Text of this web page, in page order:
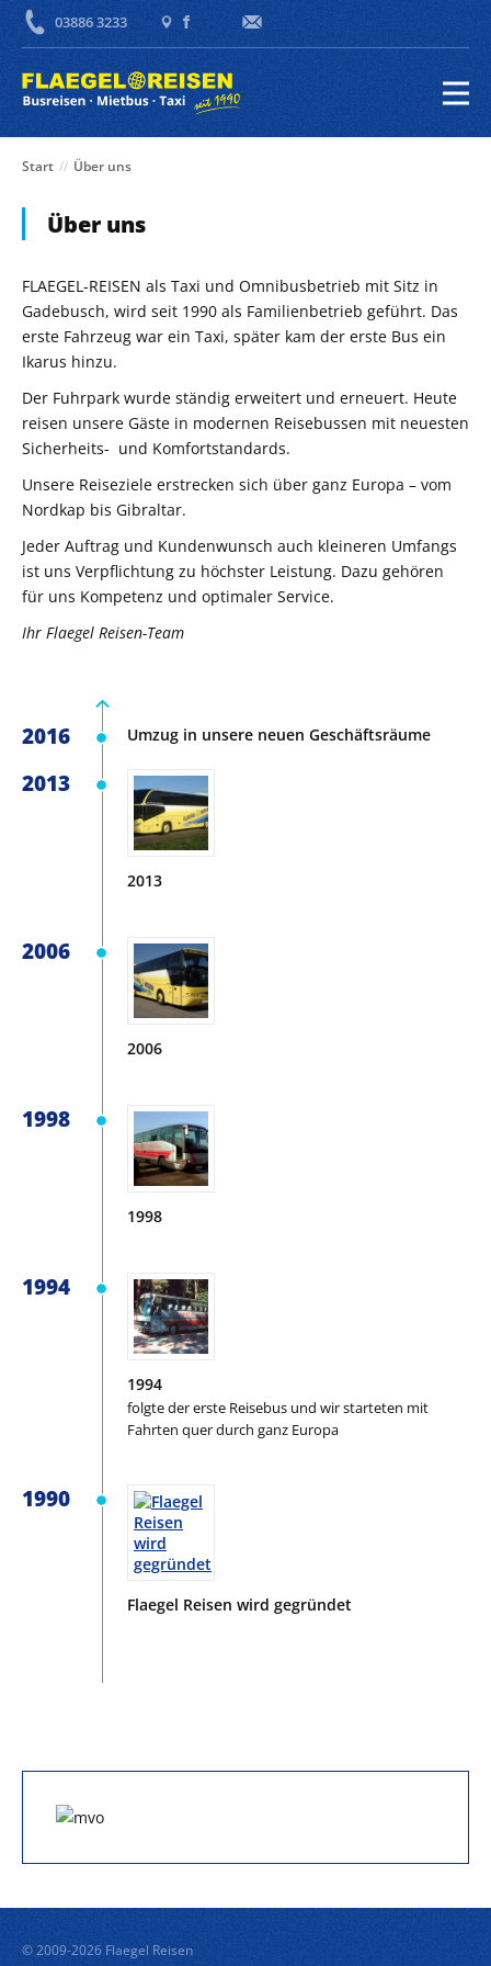
03886 3233
Start // Über uns
Über uns
FLAEGEL-REISEN als Taxi und Omnibusbetrieb mit Sitz in
Gadebusch, wird seit 1990 als Familienbetrieb geführt. Das
erste Fahrzeug war ein Taxi, später kam der erste Bus ein
Ikarus hinzu.
Der Fuhrpark wurde ständig erweitert und erneuert. Heute
reisen unsere Gäste in modernen Reisebussen mit neuesten
Sicherheits- und Komfortstandards.
Unsere Reiseziele erstrecken sich über ganz Europa – vom
Nordkap bis Gibraltar.
Jeder Auftrag und Kundenwunsch auch kleineren Umfangs
ist uns Verpflichtung zu höchster Leistung. Dazu gehören
für uns Kompetenz und optimaler Service.
Ihr Flaegel Reisen-Team
2016 Umzug in unsere neuen Geschäftsräume
2013
2013
2006
2006
1998
1998
1994
1994
folgte der erste Reisebus und wir starteten mit
Fahrten quer durch ganz Europa
1990
Flaegel Reisen wird gegründet
© 2009-2026 Flaegel Reisen